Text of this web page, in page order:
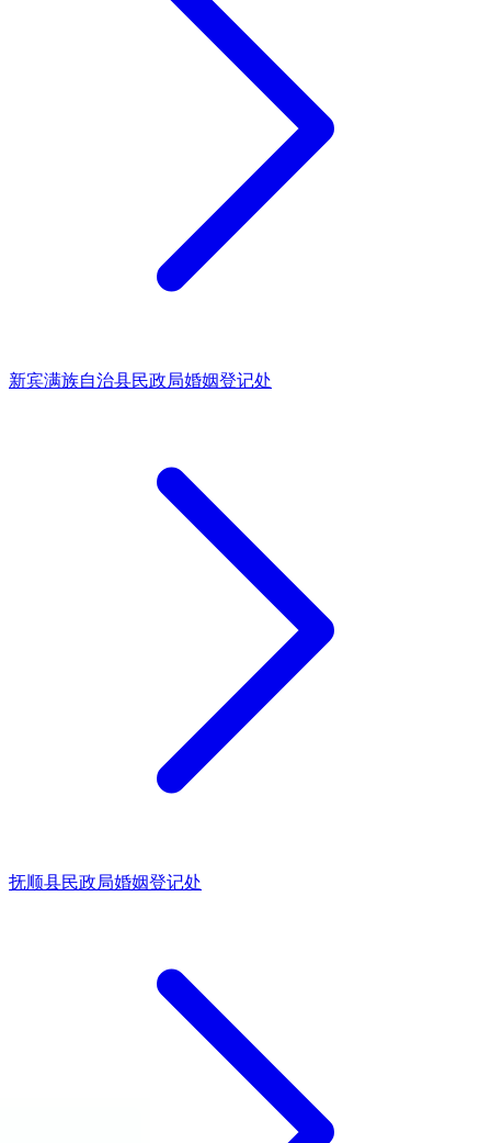
新宾满族自治县民政局婚姻登记处
抚顺县民政局婚姻登记处